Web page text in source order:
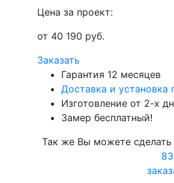
Цена за проект:
от 40 190 руб.
Заказать
Гарантия 12 месяцев
Доставка и установка
Изготовление от 2-х
Замер бесплатный!
Так же Вы можете сделать